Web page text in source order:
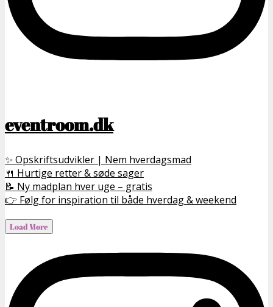
eventroom.dk
✨ Opskriftsudvikler | Nem hverdagsmad
🍴 Hurtige retter & søde sager
📝 Ny madplan hver uge – gratis
👉 Følg for inspiration til både hverdag & weekend
Load More